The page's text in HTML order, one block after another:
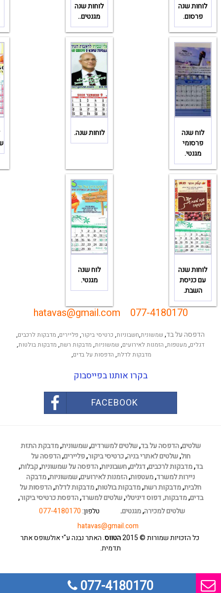
לוחות שנה
פרסום.
לוחות שנה
מגנטים..
לוח שנה
פרסומי
מגנטי.
לוחות שנה.
לוחות שנה
עם כניסת
השבת.
לוח שנה
מגנטי.
077-4180170
hatavas@gmail.com
הדפסה על בד, שמשונית,חשבוניות, כרטיסי ביקור, פליירים, מדבקות לרכבים,
דגלים, מעטפות, הזמנות לאירועים, שמשוניות, מדבקות רשת, מדבקות בולטות,
מדבקות לדלת, הדפסות על בדים,
בקרו אותנו בפייסבוק
FACEBOOK
שלטים,הדפסה על בד,שלטים למשרדים,שמשונית,מדבקת התזת
חול,שלטים לאתרי בניה,כרטיסי ביקור,פליירים,הדפסה על
בד,מדבקות לרכבים,דגלים,חשבוניות,הדפסה על שמשונית,קבלות,
ניירות למשרד,מעטפות,הזמנות לאירועים,שמשוניות,מדבקה
חלבית,מדבקות רשת,מדבקות בולטות,מדבקות לדלת,הדפסות על
בדים,מדבקות,דפוס דיגיטלי,שלטים למשרד,הדפסת כרטיסי ביקור,
שלטים למכירה,מגנטים. טלפון:077-4180170
hatavas@gmail.com
כל הזכויות שמורות© 2015 הטווס. האתר נבנה ע"י אולשופסאתר
תדמית.
077-4180170